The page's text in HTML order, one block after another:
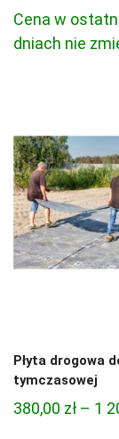
cena
wynosiła:
Cena w
dniach nie
Płyta drogowa
tymczasowej
380,00 zł – 1